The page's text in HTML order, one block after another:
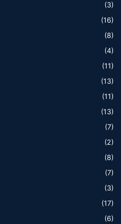
(3)
(16)
(8)
(4)
(11)
(13)
(11)
(13)
(7)
(2)
(8)
(7)
(3)
(17)
(6)